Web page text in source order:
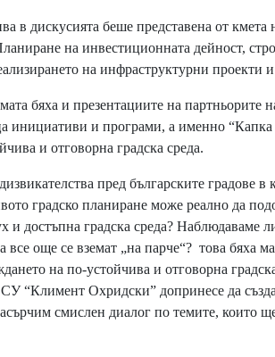
в дискусията беше представена от
на инвестиционната дейност,
на инфраструктурни проекти
бяха и презентациите на
инициативи и програми, а именно
и отговорна градска среда.
пред българските градове
градско планиране може реално да
и достъпна градска среда? Наблюдаваме
все още се вземат „на парче“? това бяха
на по-устойчива и отговорна
“Климент Охридски” допринесе да
смислен диалог по темите, които